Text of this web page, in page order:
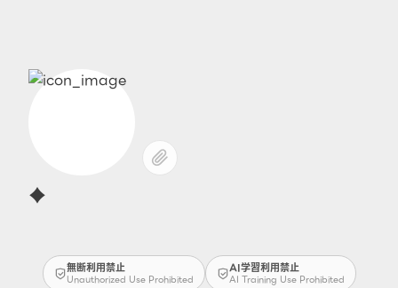
♦️
無断利用禁止
Unauthorized Use Prohibited
AI学習利用禁止
AI Training Use Prohibited